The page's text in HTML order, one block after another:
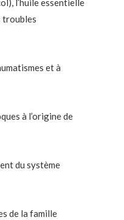
l’huile essentielle
troubles
et à
à l’origine de
du système
de la famille